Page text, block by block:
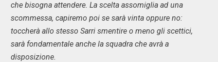
che bisogna attendere. La scelta assomiglia ad una
scommessa, capiremo poi se sarà vinta oppure no:
toccherà allo stesso Sarri smentire o meno gli scettici,
sarà fondamentale anche la squadra che avrà a
disposizione.